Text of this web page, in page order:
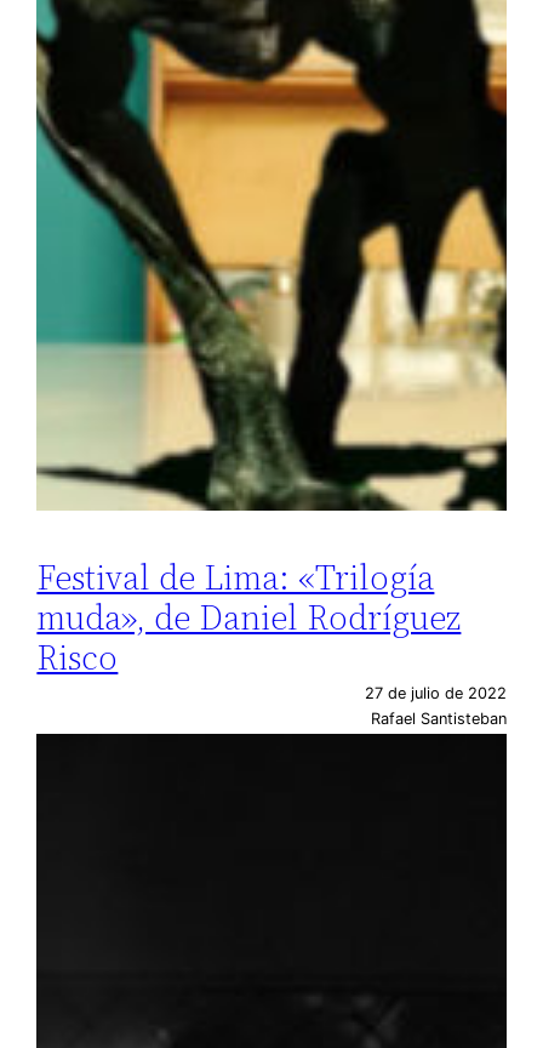
Festival de Lima: «Trilogía
muda», de Daniel Rodríguez
Risco
27 de julio de 2022
Rafael Santisteban